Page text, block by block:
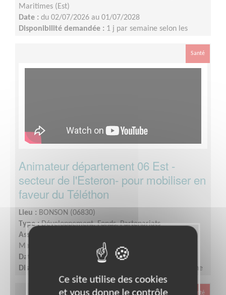
Maritimes (Est)
Date : du 02/07/2026 au 01/07/2028
Disponibilité demandée : 1 j par semaine selon les
Santé
Animateur département 06 Est -
secteur de l'Esteron- pour mobiliser en
faveur du Téléthon
Lieu : BONSON (06830)
Type :Développement, Fonds, Partenariats
Association :
Maritimes (Est)
Date :
Disponibilité demandée :
quelques heures par semaine
Santé
Ce site utilise des cookies